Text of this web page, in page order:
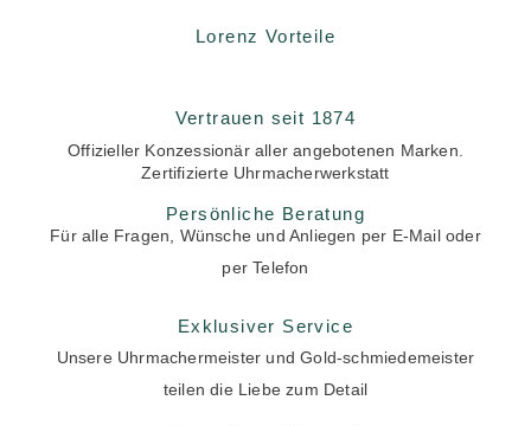
Lorenz Vorteile
Vertrauen seit 1874
Offizieller Konzessionär aller angebotenen Marken.
Zertifizierte Uhrmacherwerkstatt
Persönliche Beratung
Für alle Fragen, Wünsche und Anliegen per E-Mail oder
per Telefon
Exklusiver Service
Unsere Uhrmachermeister und Gold-schmiedemeister
teilen die Liebe zum Detail